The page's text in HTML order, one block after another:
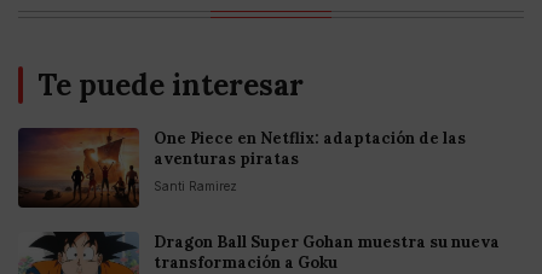
Te puede interesar
One Piece en Netflix: adaptación de las
aventuras piratas
Santi Ramirez
Dragon Ball Super Gohan muestra su nueva
transformación a Goku